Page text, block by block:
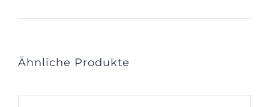
Ähnliche Produkte